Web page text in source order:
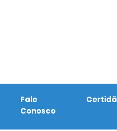
Fale
Conosco